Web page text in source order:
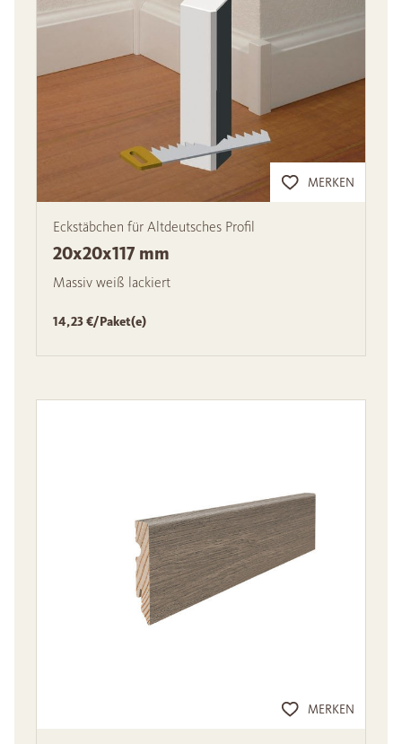
MERKEN
Eckstäbchen für Altdeutsches Profil
20x20x117 mm
Massiv weiß lackiert
14,23 €/Paket(e)
MERKEN